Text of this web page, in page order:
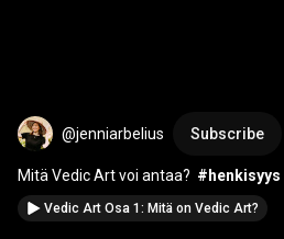
@jenniarbelius Subscribe
Mitä Vedic Art voi antaa? #henkisyys
#vedicart
Vedic Art Osa 1: Mitä on Vedic Art?